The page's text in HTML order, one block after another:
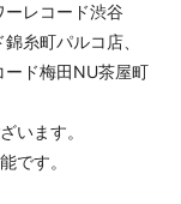
ーレコード渋谷
糸町パルコ店、
ード梅田NU茶屋町
います。
です。